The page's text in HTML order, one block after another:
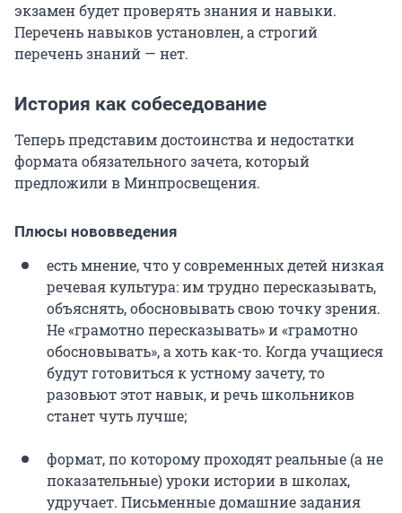
экзамен будет проверять знания и навыки.
Перечень навыков установлен, а строгий
перечень знаний — нет.
История как собеседование
Теперь представим достоинства и недостатки
формата обязательного зачета, который
предложили в Минпросвещения.
Плюсы нововведения
есть мнение, что у современных детей низкая
речевая культура: им трудно пересказывать,
объяснять, обосновывать свою точку зрения.
Не «грамотно пересказывать» и «грамотно
обосновывать», а хоть как-то. Когда учащиеся
будут готовиться к устному зачету, то
разовьют этот навык, и речь школьников
станет чуть лучше;
формат, по которому проходят реальные (а не
показательные) уроки истории в школах,
удручает. Письменные домашние задания